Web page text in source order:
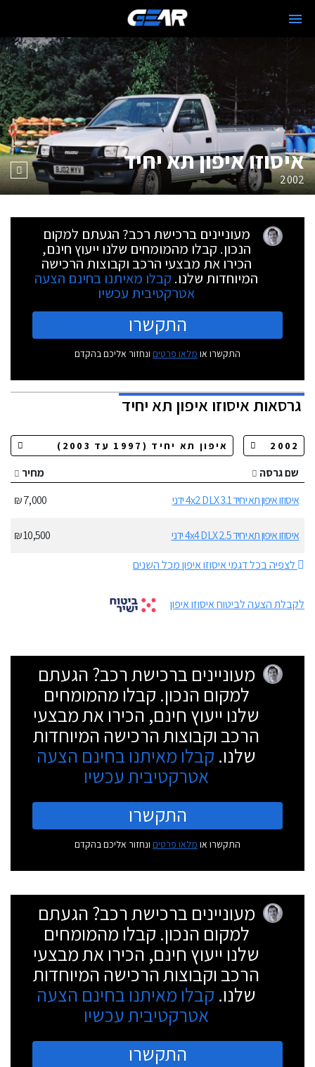
איסוזו איפון תא יחיד
2002
מעוניינים ברכישת רכב? הגעתם למקום
הנכון. קבלו מהמומחים שלנו ייעוץ חינם,
הכירו את מבצעי הרכב וקבוצות הרכישה
המיוחדות שלנו. קבלו מאיתנו בחינם הצעה
אטרקטיבית עכשיו
התקשרו
התקשרו או מלאו פרטים ונחזור אליכם בהקדם
גרסאותאיסוזו איפון תא יחיד
שם גרסה
מחיר
איסוזו איפון תא יחיד 3.1 4x2 DLX ידני
7,000 ₪
איסוזו איפון תא יחיד 2.5 4x4 DLX ידני
10,500 ₪
לצפיה בכל דגמי איסוזו איפון מכל השנים
לקבלת הצעה לביטוח איסוזו איפון
מעוניינים ברכישת רכב? הגעתם
למקום הנכון. קבלו מהמומחים
שלנו ייעוץ חינם, הכירו את מבצעי
הרכב וקבוצות הרכישה המיוחדות
שלנו. קבלו מאיתנו בחינם הצעה
אטרקטיבית עכשיו
התקשרו
התקשרו או מלאו פרטים ונחזור אליכם בהקדם
מעוניינים ברכישת רכב? הגעתם
למקום הנכון. קבלו מהמומחים
שלנו ייעוץ חינם, הכירו את מבצעי
הרכב וקבוצות הרכישה המיוחדות
שלנו. קבלו מאיתנו בחינם הצעה
אטרקטיבית עכשיו
התקשרו